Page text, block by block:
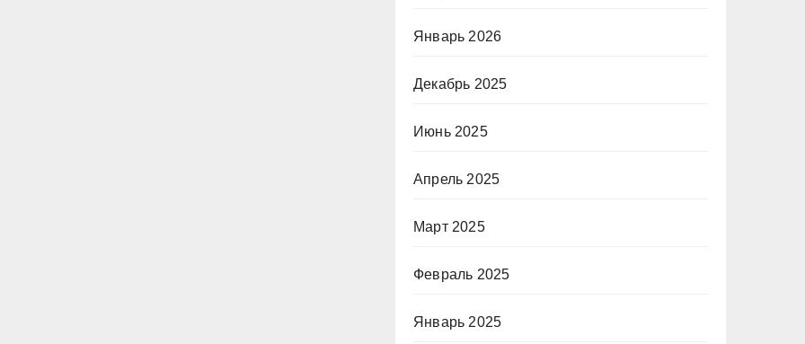
Январь 2026
Декабрь 2025
Июнь 2025
Апрель 2025
Март 2025
Февраль 2025
Январь 2025